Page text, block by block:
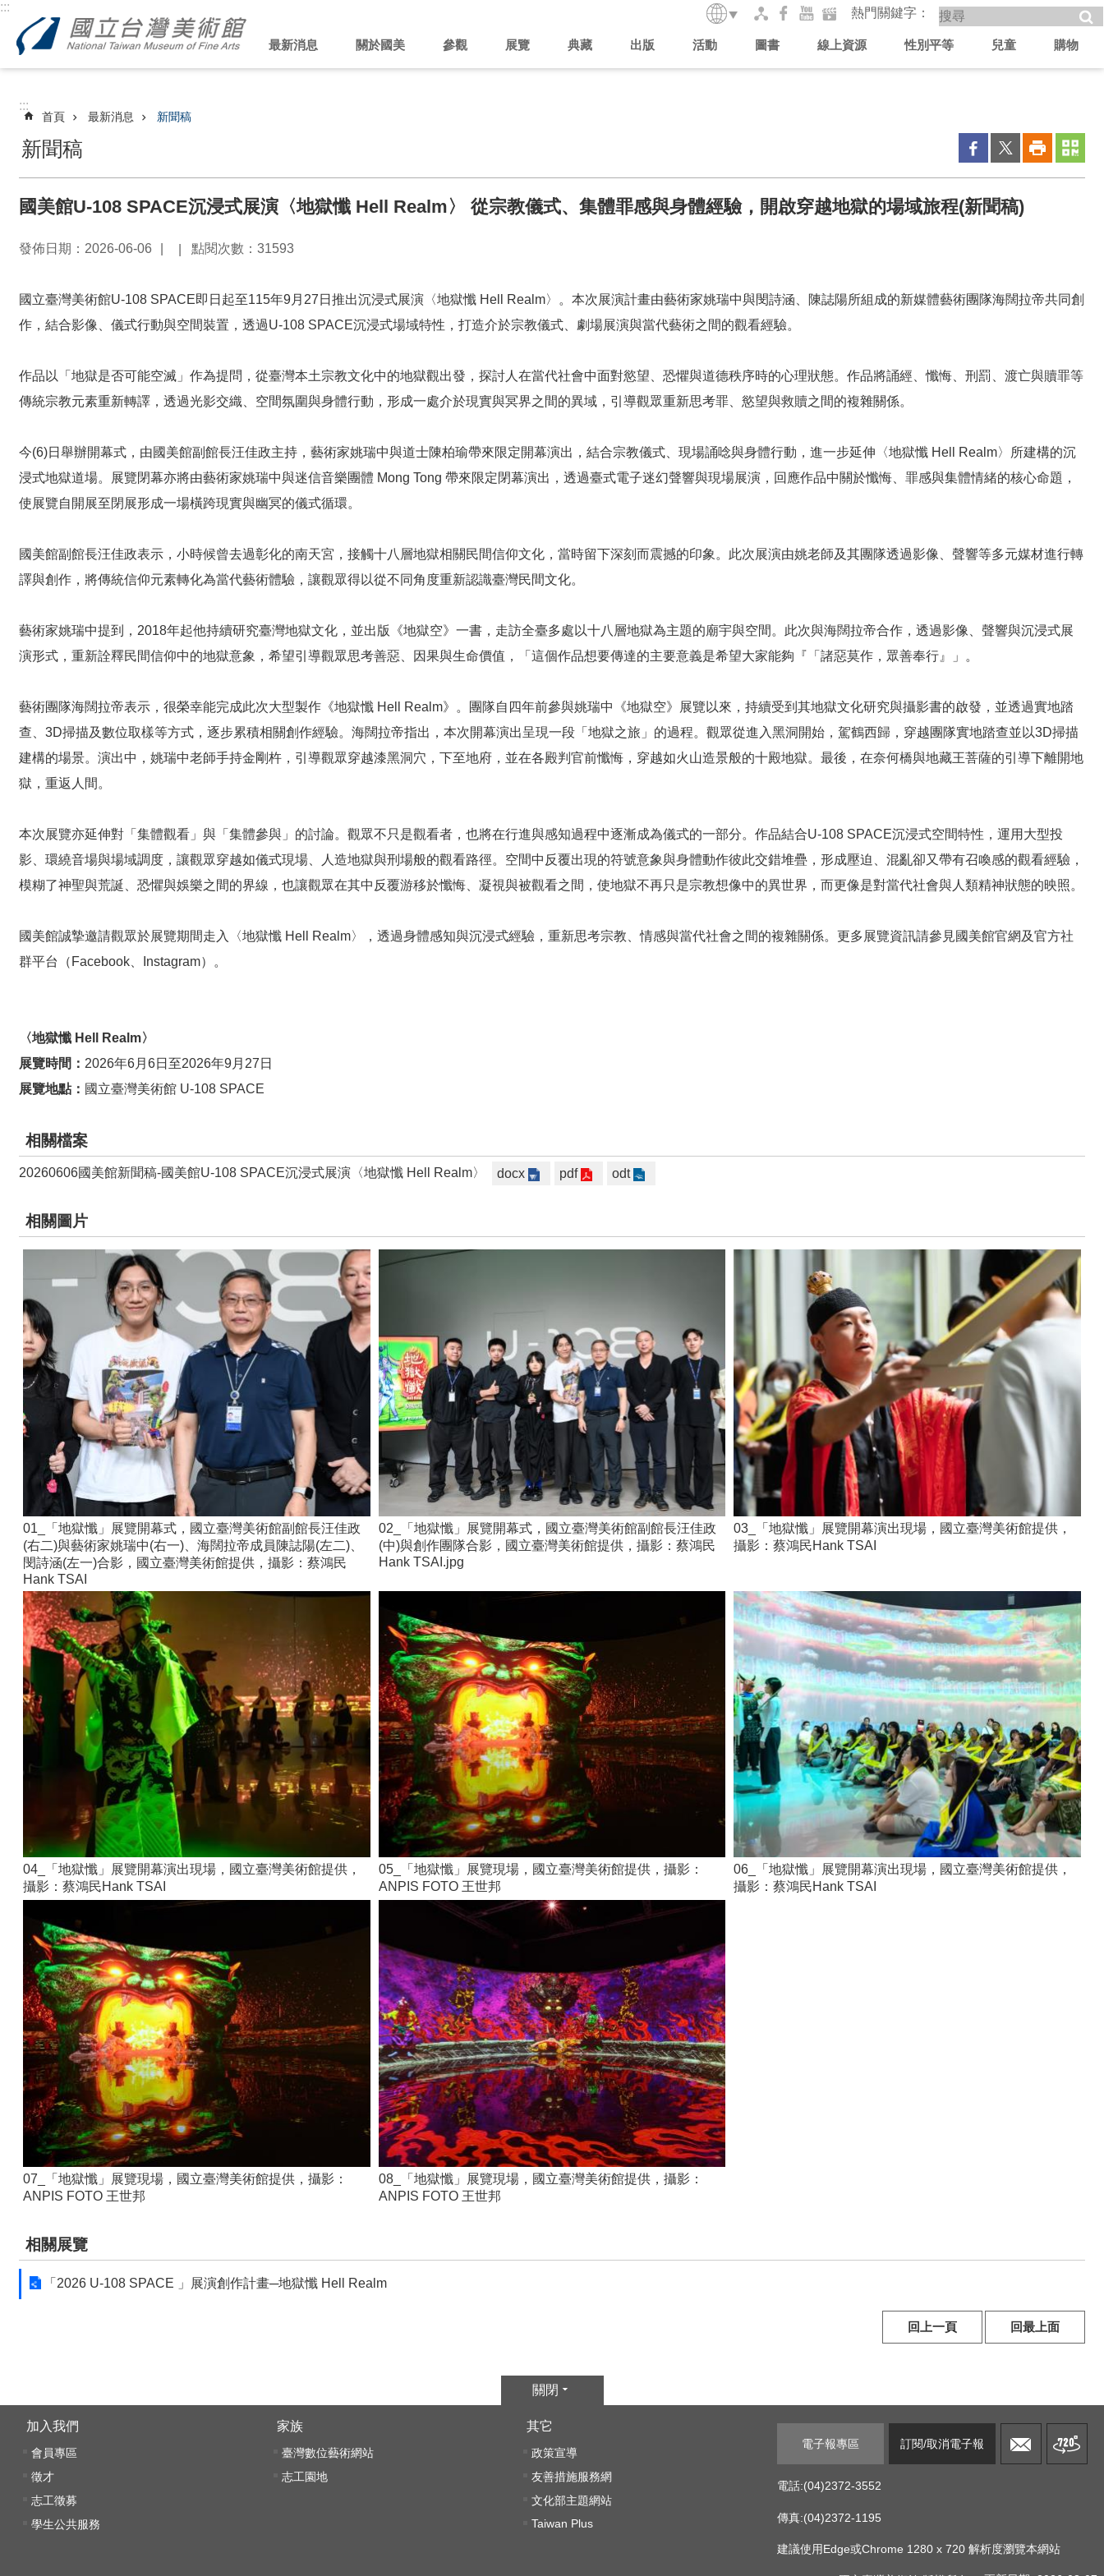
跳到主要內容區塊
::: 熱門關鍵字
最新消息 關於國美 參觀 展覽 典藏 出版 活動 圖書 線上資源 性別平等 兒童 購物
:::
首頁 最新消息 新聞稿
新聞稿
國美館U-108 SPACE沉浸式展演〈地獄懺 Hell Realm〉 從宗教儀式、集體罪感與身體經驗，開啟穿越地獄的場域旅程(新聞稿)
發佈日期：2026-06-06 點閱次數：31593
國立臺灣美術館U-108 SPACE即日起至115年9月27日推出沉浸式展演〈地獄懺 Hell Realm〉。本次展演計畫由藝術家姚瑞中與閔詩涵、陳誌陽所組成的新媒體藝術團隊海闊拉帝共同創
作，結合影像、儀式行動與空間裝置，透過U-108 SPACE沉浸式場域特性，打造介於宗教儀式、劇場展演與當代藝術之間的觀看經驗。
作品以「地獄是否可能空滅」作為提問，從臺灣本土宗教文化中的地獄觀出發，探討人在當代社會中面對慾望、恐懼與道德秩序時的心理狀態。作品將誦經、懺悔、刑罰、渡亡與贖罪等
傳統宗教元素重新轉譯，透過光影交織、空間氛圍與身體行動，形成一處介於現實與冥界之間的異域，引導觀眾重新思考罪、慾望與救贖之間的複雜關係。
今(6)日舉辦開幕式，由國美館副館長汪佳政主持，藝術家姚瑞中與道士陳柏瑜帶來限定開幕演出，結合宗教儀式、現場誦唸與身體行動，進一步延伸〈地獄懺 Hell Realm〉所建構的沉
浸式地獄道場。展覽閉幕亦將由藝術家姚瑞中與迷信音樂團體 Mong Tong 帶來限定閉幕演出，透過臺式電子迷幻聲響與現場展演，回應作品中關於懺悔、罪感與集體情緒的核心命題，
使展覽自開展至閉展形成一場橫跨現實與幽冥的儀式循環。
國美館副館長汪佳政表示，小時候曾去過彰化的南天宮，接觸十八層地獄相關民間信仰文化，當時留下深刻而震撼的印象。此次展演由姚老師及其團隊透過影像、聲響等多元媒材進行轉
譯與創作，將傳統信仰元素轉化為當代藝術體驗，讓觀眾得以從不同角度重新認識臺灣民間文化。
藝術家姚瑞中提到，2018年起他持續研究臺灣地獄文化，並出版《地獄空》一書，走訪全臺多處以十八層地獄為主題的廟宇與空間。此次與海闊拉帝合作，透過影像、聲響與沉浸式展
演形式，重新詮釋民間信仰中的地獄意象，希望引導觀眾思考善惡、因果與生命價值，「這個作品想要傳達的主要意義是希望大家能夠『「諸惡莫作，眾善奉行』」。
藝術團隊海闊拉帝表示，很榮幸能完成此次大型製作《地獄懺 Hell Realm》。團隊自四年前參與姚瑞中《地獄空》展覽以來，持續受到其地獄文化研究與攝影書的啟發，並透過實地踏
查、3D掃描及數位取樣等方式，逐步累積相關創作經驗。海闊拉帝指出，本次開幕演出呈現一段「地獄之旅」的過程。觀眾從進入黑洞開始，駕鶴西歸，穿越團隊實地踏查並以3D掃描
建構的場景。演出中，姚瑞中老師手持金剛杵，引導觀眾穿越漆黑洞穴，下至地府，並在各殿判官前懺悔，穿越如火山造景般的十殿地獄。最後，在奈何橋與地藏王菩薩的引導下離開地
獄，重返人間。
本次展覽亦延伸對「集體觀看」與「集體參與」的討論。觀眾不只是觀看者，也將在行進與感知過程中逐漸成為儀式的一部分。作品結合U-108 SPACE沉浸式空間特性，運用大型投
影、環繞音場與場域調度，讓觀眾穿越如儀式現場、人造地獄與刑場般的觀看路徑。空間中反覆出現的符號意象與身體動作彼此交錯堆疊，形成壓迫、混亂卻又帶有召喚感的觀看經驗，
模糊了神聖與荒誕、恐懼與娛樂之間的界線，也讓觀眾在其中反覆游移於懺悔、凝視與被觀看之間，使地獄不再只是宗教想像中的異世界，而更像是對當代社會與人類精神狀態的映照。
國美館誠摯邀請觀眾於展覽期間走入〈地獄懺 Hell Realm〉，透過身體感知與沉浸式經驗，重新思考宗教、情感與當代社會之間的複雜關係。更多展覽資訊請參見國美館官網及官方社
群平台（Facebook、Instagram）。
〈地獄懺 Hell Realm〉
展覽時間： 2026年6月6日至2026年9月27日
展覽地點： 國立臺灣美術館 U-108 SPACE
相關檔案
20260606國美館新聞稿-國美館U-108 SPACE沉浸式展演〈地獄懺 Hell Realm〉 docx pdf odt
相關圖片
01_「地獄懺」展覽開幕式，國立臺灣美術館副館長汪佳政
(右二)與藝術家姚瑞中(右一)、海闊拉帝成員陳誌陽(左二)、
閔詩涵(左一)合影，國立臺灣美術館提供，攝影：蔡鴻民
Hank TSAI
02_「地獄懺」展覽開幕式，國立臺灣美術館副館長汪佳政
(中)與創作團隊合影，國立臺灣美術館提供，攝影：蔡鴻民
Hank TSAI.jpg
03_「地獄懺」展覽開幕演出現場，國立臺灣美術館提供，
攝影：蔡鴻民Hank TSAI
04_「地獄懺」展覽開幕演出現場，國立臺灣美術館提供，
攝影：蔡鴻民Hank TSAI
05_「地獄懺」展覽現場，國立臺灣美術館提供，攝影：
ANPIS FOTO 王世邦
06_「地獄懺」展覽開幕演出現場，國立臺灣美術館提供，
攝影：蔡鴻民Hank TSAI
07_「地獄懺」展覽現場，國立臺灣美術館提供，攝影：
ANPIS FOTO 王世邦
08_「地獄懺」展覽現場，國立臺灣美術館提供，攝影：
ANPIS FOTO 王世邦
相關展覽
「2026 U-108 SPACE 」展演創作計畫─地獄懺 Hell Realm
回上一頁 回最上面
關閉
加入我們
會員專區
徵才
志工徵募
學生公共服務
家族
臺灣數位藝術網站
志工園地
其它
政策宣導
友善措施服務網
文化部主題網站
Taiwan Plus
電子報專區 訂閱/取消電子報
電話:(04)2372-3552
傳真:(04)2372-1195
建議使用Edge或Chrome 1280 x 720 解析度瀏覽本網站